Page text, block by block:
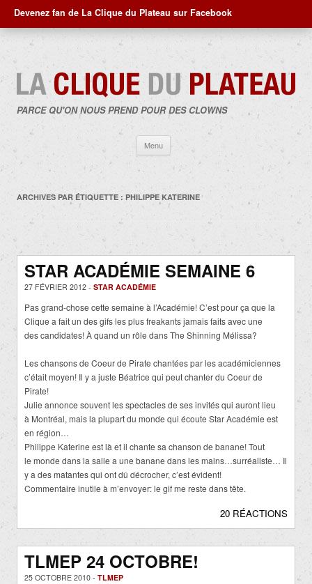
Devenez fan de La Clique du Plateau sur Facebook
PARCE QU'ON NOUS PREND POUR DES CLOWNS
Menu
contenu
ARCHIVES PAR ÉTIQUETTE : PHILIPPE KATERINE
STAR ACADÉMIE SEMAINE 6
27 FÉVRIER 2012 - STAR ACADÉMIE
Pas grand-chose cette semaine à l’Académie! C’est pour ça que la
Clique a fait un des gifs les plus freakants jamais faits avec une
des candidates! À quand un rôle dans The Shinning Mélissa?
Les chansons de Coeur de Pirate chantées par les académiciennes
c’était moyen! Il y a juste Béatrice qui peut chanter du Coeur de
Pirate!
Julie annonce souvent les spectacles de ses invités qui auront lieu
à Montréal, mais la plupart du monde qui écoute Star Académie est
en région…
Philippe Katerine est là et il chante sa chanson de banane! Tout
le monde dans la salle a une banane dans les mains…surréaliste… Il
y a des matantes qui ont dû décrocher, c’est évident!
Commentaire inutile à m’envoyer: le gif me reste dans tête.
20 RÉACTIONS
TLMEP 24 OCTOBRE!
25 OCTOBRE 2010 - TLMEP